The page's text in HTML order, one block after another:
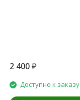
2 400₽
Доступно к заказу